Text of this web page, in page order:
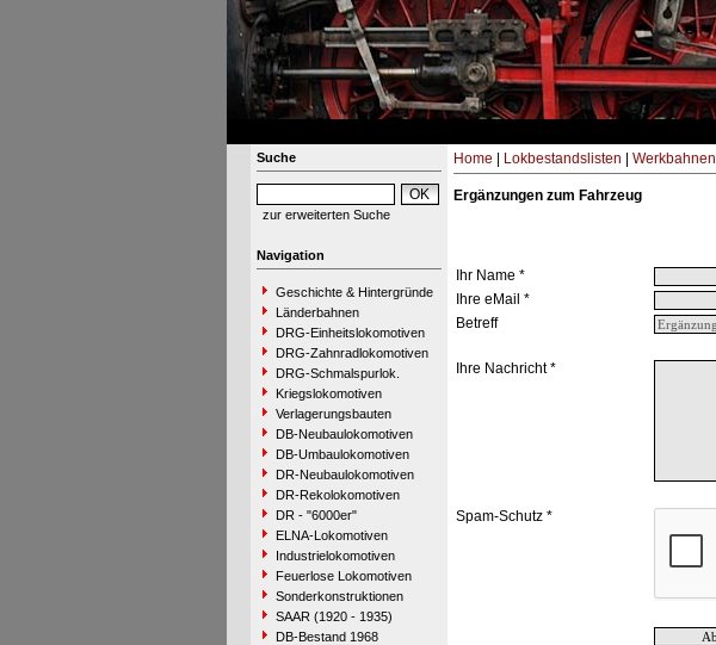
Suche
zur erweiterten Suche
Navigation
Geschichte & Hintergründe
Länderbahnen
DRG-Einheitslokomotiven
DRG-Zahnradlokomotiven
DRG-Schmalspurlok.
Kriegslokomotiven
Verlagerungsbauten
DB-Neubaulokomotiven
DB-Umbaulokomotiven
DR-Neubaulokomotiven
DR-Rekolokomotiven
DR - "6000er"
ELNA-Lokomotiven
Industrielokomotiven
Feuerlose Lokomotiven
Sonderkonstruktionen
SAAR (1920 - 1935)
DB-Bestand 1968
Home Lokbestandslisten Werkbahnen
Ergänzungen zum Fahrzeug
Ihr Name *
Ihre eMail *
Betreff
Ihre Nachricht *
Spam-Schutz *